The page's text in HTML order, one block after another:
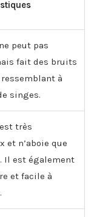
ne peut pas
fait des bruits
à
singes.
très
et n’aboie que
Il est également
et facile à